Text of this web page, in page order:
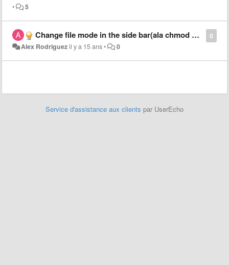
•
5
0
Change file mode in the side bar(ala chmod +w, etc)
Alex Rodriguezil y a 15 ans• 0
Service d'assistance aux clients par UserEcho